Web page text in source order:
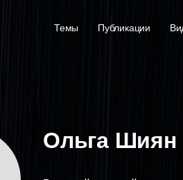
Темы Публикации
Ольга Шиян